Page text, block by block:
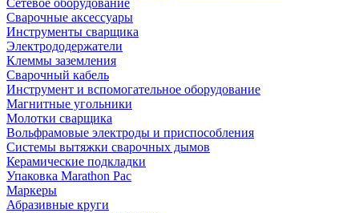
Сетевое оборудование
Сварочные аксессуары
Инструменты сварщика
Электрододержатели
Клеммы заземления
Сварочный кабель
Инструмент и вспомогательное оборудование
Магнитные угольники
Молотки сварщика
Вольфрамовые электроды и приспособления
Системы вытяжки сварочных дымов
Керамические подкладки
Упаковка Marathon Pac
Маркеры
Абразивные круги